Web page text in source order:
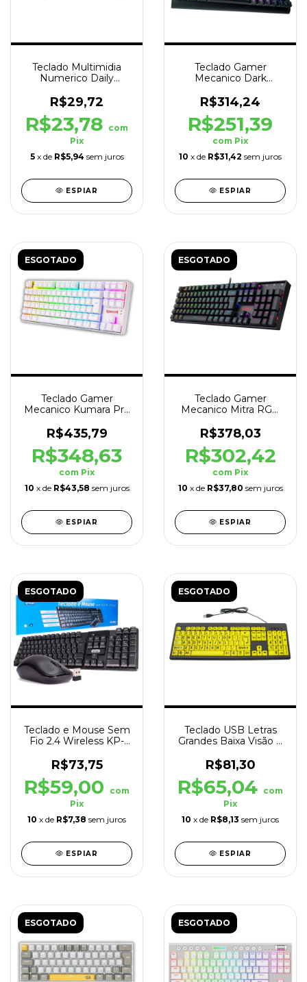
Teclado Multimidia
Numerico Daily
R$29,72
R$23,78 com
Pix
5 x de R$5,94 sem juros
ESPIAR
Teclado Gamer
Mecanico Dark
Switch Preto
R$314,24
R$251,39
com Pix
10 x de R$31,42 sem juros
ESPIAR
ESGOTADO
Teclado Gamer
Mecanico Kumara Pro
Branco
R$435,79
R$348,63
com Pix
10 x de R$43,58 sem juros
ESPIAR
ESGOTADO
Teclado Gamer
Mecanico Mitra RGB
Preto
R$378,03
R$302,42
com Pix
10 x de R$37,80 sem juros
ESPIAR
ESGOTADO
Teclado e Mouse Sem
Fio 2.4 Wireless KP-
R$73,75
R$59,00
com
Pix
10 x de R$7,38 sem juros
ESPIAR
ESGOTADO
Teclado USB Letras
Grandes Baixa Visão e
R$81,30
R$65,04 com
Pix
10 x de R$8,13 sem juros
ESPIAR
ESGOTADO ESGOTADO